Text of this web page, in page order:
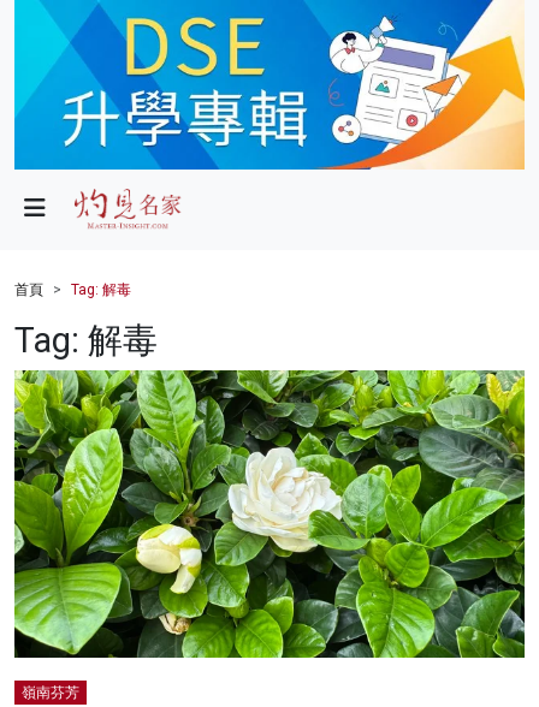
政局
財經
健康
商業
科技
影片
名家榜
灼見活動
首頁 Tag: 解毒
Tag: 解毒
嶺南芬芳